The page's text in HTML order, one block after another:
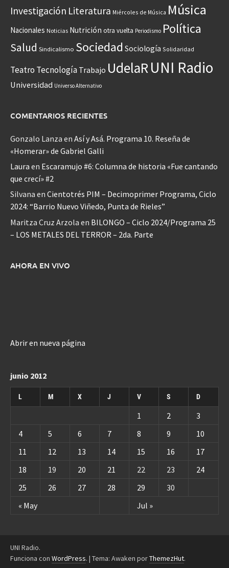
Investigación Literatura Miércoles de Música Música
Nacionales Noticias Nutrición otra vuelta Periodismo Política
Salud Sindicalismo Sociedad Sociología Solidaridad
Teatro Tecnología Trabajo UdelaR UNI Radio
Universidad Universo Alternativo
COMENTARIOS RECIENTES
Gonzalo Lanza en Así y Asá. Programa 10. Reseña de
«Homerar» de Gabriel Galli
Laura en Escaramujo #6: Columna de historia «Fue cantando
que crecí» #2
Silvana en Cientotrés PIM – Decimoprimer Programa, Ciclo
2024: “Barrio Nuevo Viñedo, Punta de Rieles”
Maritza Cruz Arzola en BILONGO – Ciclo 2024/Programa 25
– LOS METALES DEL TERROR – 2da. Parte
AHORA EN VIVO
Abrir en nueva página
junio 2012
L M X J V S D
« May Jul »
1 2
3
4
5 6 7 8 9
10
11
12 13 14 15 16
17
18
19 20 21 22 23
24
25
26 27 28 29 30
UNI Radio.
Funciona con WordPress. | Tema: Awaken porThemezHut.